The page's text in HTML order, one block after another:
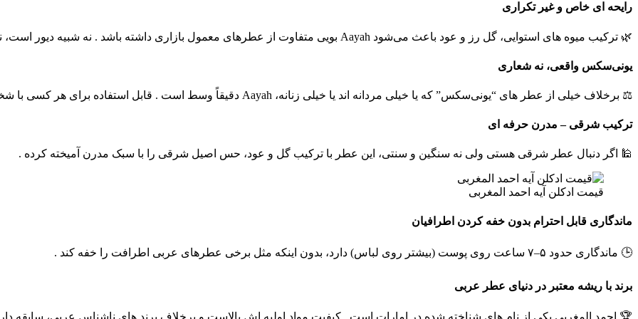
رایحه‌ ای خاص و غیر تکراری
🌿 ترکیب میوه‌ های استوایی، گل رز و عود باعث می‌شود Aayah بویی متفاوت از عطرهای معمول بازاری داشته باشد . نه شبیه دیور است، نه کرید؛ خودش است .
یونی‌سکس واقعی، نه شعاری
⚖️ برخلاف خیلی از عطر های “یونی‌سکس” که یا خیلی مردانه‌ اند یا خیلی زنانه، Aayah دقیقاً وسط است . قابل استفاده برای هر کسی با شخصیت مستقل .
ترکیب شرقی – مدرن حرفه‌ ای
🕌 اگر دنبال عطر شرقی هستی ولی نه سنگین و سنتی، این عطر با ترکیب گل و عود، حس اصیل شرقی را با سبک مدرن آمیخته کرده .
قیمت ادکلن آیه احمد المغربی
ماندگاری قابل احترام بدون خفه‌ کردن اطرافیان
🕒 ماندگاری حدود ۵–۷ ساعت روی پوست (بیشتر روی لباس) دارد، بدون اینکه مثل برخی عطرهای عربی اطرافت را خفه کند .
برند با ریشه معتبر در دنیای عطر عربی
🏆 احمد المغربي یکی از نام‌ های شناخته‌ شده در امارات است . کیفیت مواد اولیه‌ اش بالاست و برخلاف برند های ناشناس عربی، سابقه